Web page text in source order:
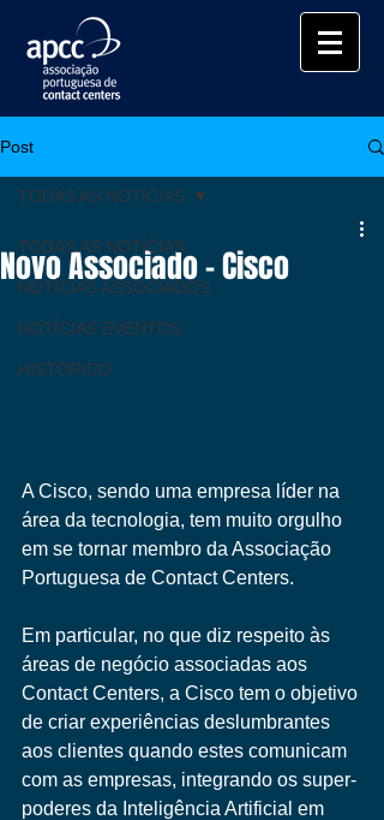
Post
TODAS AS NOTÍCIAS
NOTÍCIAS ASSOCIADOS
NOTÍCIAS EVENTOS
HISTÓRICO
TODAS AS NOTÍCIAS
Novo Associado - Cisco
A Cisco, sendo uma empresa líder na
área da tecnologia, tem muito orgulho
em se tornar membro da Associação
Portuguesa de Contact Centers.
Em particular, no que diz respeito às
áreas de negócio associadas aos
Contact Centers, a Cisco tem o objetivo
de criar experiências deslumbrantes
aos clientes quando estes comunicam
com as empresas, integrando os super-
poderes da Inteligência Artificial em